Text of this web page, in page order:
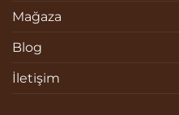
Mağaza
Blog
İletişim